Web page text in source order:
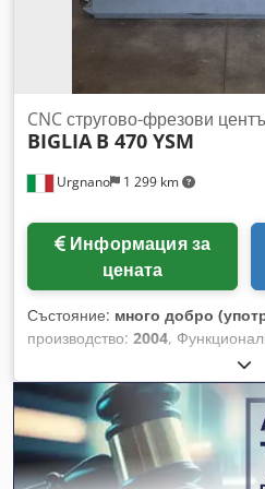
Urgnano 1 299 km
CNC стругово-фрезови
BIGLIA B 470 YSM
Информация за
цената
Състояние: много добро
производство: 2004,
, CNC: GE
НА ОСНОВНИЯ ШПИНДЕЛ Макс.
обработвания детайл от
диаметър на обработвания
Макс. дължина на обработка:
въртене: 200 мм Разстояние